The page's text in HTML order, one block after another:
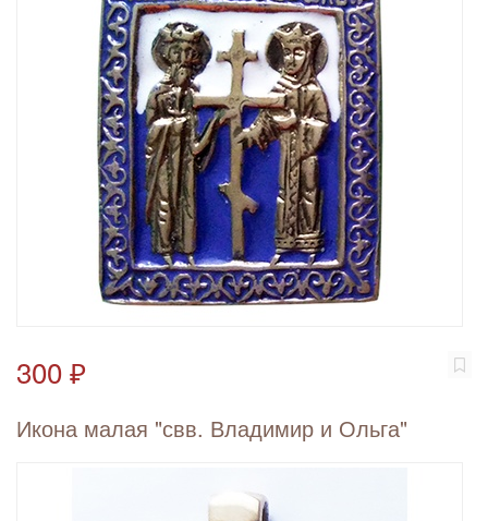
300 ₽
Икона малая "свв. Владимир и Ольга"